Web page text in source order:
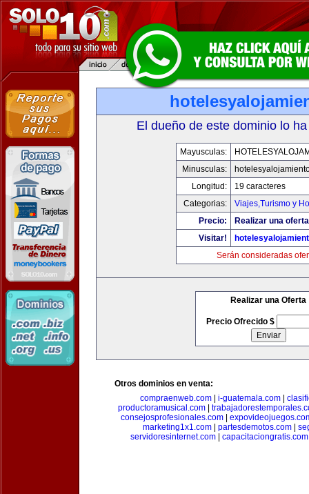
El dueño de este dominio lo
Mayusculas:
Minusculas:
Longitud:
19 caracteres
Categorias:
Viajes,Turismo y
Precio:
Realizar una
Visitar!
Serán consideradas
Realizar una Oferta
Precio Ofrecido $
Otros dominios en venta:
compraenweb.com| i-guatemala.com|
productoramusical.com
consejosprofesionales.com|
marketing1x1.com| partesdemotos.com|
servidoresinternet.com| capacitaciongratis.com